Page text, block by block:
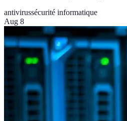
antivirussécurité informatique
Aug 8